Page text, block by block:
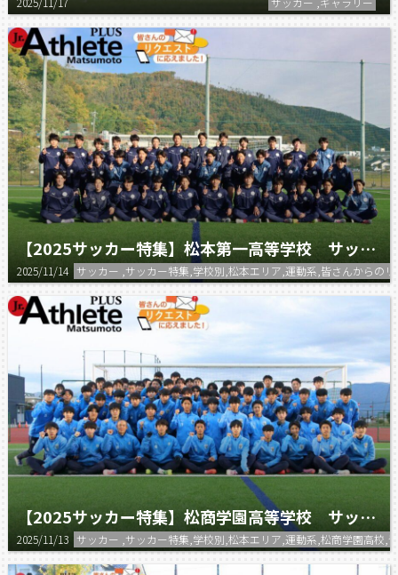
【2025サッカー特集】松本第一高等学校 サッカー部
2025/11/14 サッカー ,サッカー特集,学校別,松本エリア,運動系,皆さんからの
【2025サッカー特集】松商学園高等学校 サッカー部（男子）
2025/11/13 サッカー ,サッカー特集,学校別,松本エリア,運動系,松商学園高校,